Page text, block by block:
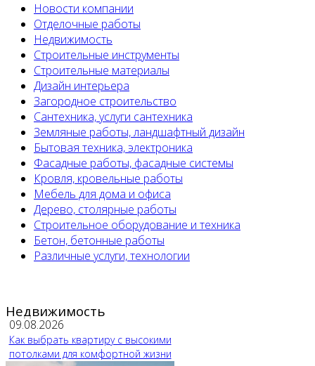
Новости компании
Отделочные работы
Недвижимость
Строительные инструменты
Строительные материалы
Дизайн интерьера
Загородное строительство
Сантехника, услуги сантехника
Земляные работы, ландшафтный дизайн
Бытовая техника, электроника
Фасадные работы, фасадные системы
Кровля, кровельные работы
Мебель для дома и офиса
Дерево, столярные работы
Строительное оборудование и техника
Бетон, бетонные работы
Различные услуги, технологии
Недвижимость
09.08.2026
Как выбрать квартиру с высокими
потолками для комфортной жизни